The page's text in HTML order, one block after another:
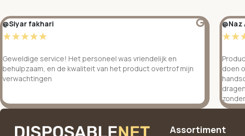
@Siyar fakhari
☆☆☆☆☆
Geweldige service! Het personeel was vriendelijk en
behulpzaam, en de kwaliteit van het product overtrof mijn
verwachtingen
☆☆
doen
Assortiment